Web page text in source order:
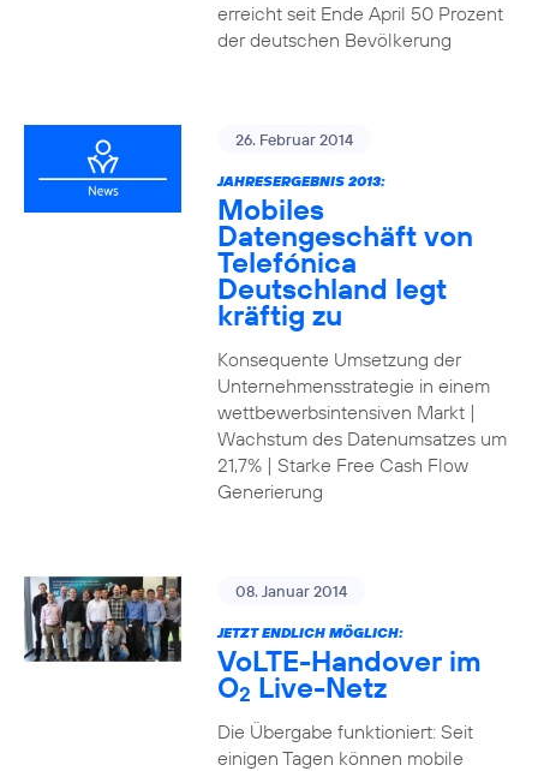
erreicht seit Ende April 50 Prozent
der deutschen Bevölkerung
26. Februar 2014
JAHRESERGEBNIS 2013:
Mobiles
Datengeschäft von
Telefónica
Deutschland legt
kräftig zu
Konsequente Umsetzung der
Unternehmensstrategie in einem
wettbewerbsintensiven Markt |
Wachstum des Datenumsatzes um
21,7% | Starke Free Cash Flow
Generierung
08. Januar 2014
JETZT ENDLICH MÖGLICH:
VoLTE-Handover im
O2 Live-Netz
Die Übergabe funktioniert: Seit
einigen Tagen können mobile